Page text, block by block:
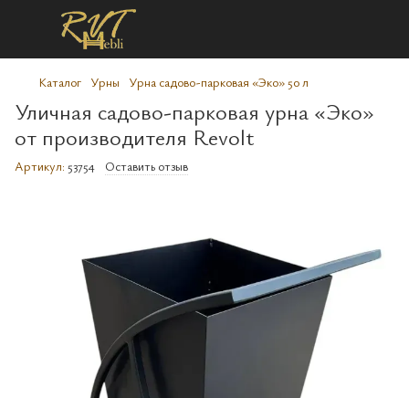
Каталог Урны Урна садово-парковая «Эко» 50 л
Уличная садово-парковая урна «Эко»
от производителя Revolt
Артикул: 53754 Оставить отзыв